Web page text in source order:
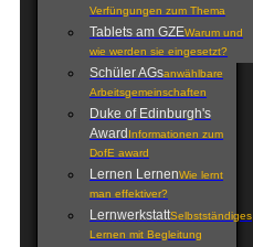
Verfüngungen zum Thema
Tablets am GZEWarum und
wie werden sie eingesetzt?
Schüler AGsanwählbare
Arbeitsgemeinschaften
Duke of Edinburgh's
Award Informationen zum
DofE award
Lernen LernenWie lernt
man effektiver?
LernwerkstattSelbstständiges
Lernen mit Begleitung